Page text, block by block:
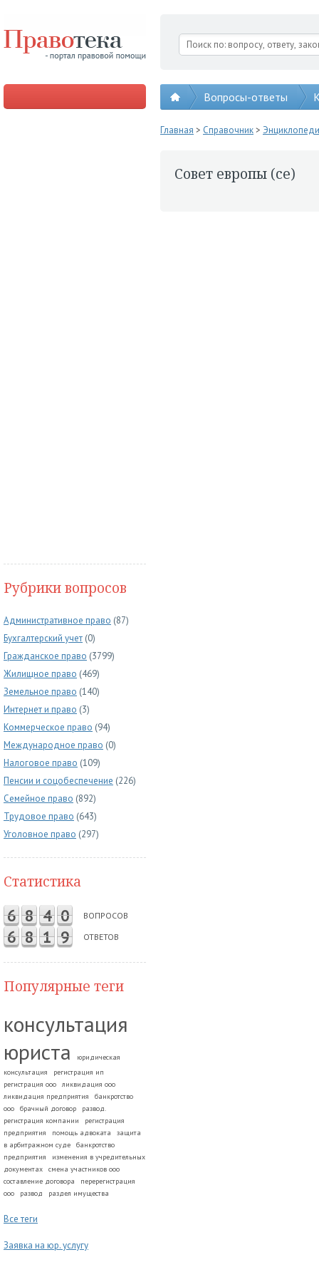
Вопросы-ответы
Рубрики вопросов
Административное право (87)
Бухгалтерский учет (0)
Гражданское право (3799)
Жилищное право (469)
Земельное право (140)
Интернет и право (3)
Коммерческое право (94)
Международное право (0)
Налоговое право (109)
Пенсии и соцобеспечение (226)
Семейное право (892)
Трудовое право (643)
Уголовное право (297)
Статистика
6 8 4 0 ВОПРОСОВ
6 8 1 9 ОТВЕТОВ
Популярные теги
консультация
юриста
юридическая
консультация
регистрация ип
регистрация ооо
ликвидация ооо
ликвидация предприятия
банкротство
ооо
брачный договор
развод.
регистрация компании
регистрация
предприятия
помощь адвоката
защита
в арбитражном суде
банкротство
предприятия
изменения в учредительных
документах
смена участников ооо
составление договора
перерегистрация
ооо
развод раздел имущества
Все теги
Заявка на юр. услугу
Главная > Справочник>
Совет европы (се)